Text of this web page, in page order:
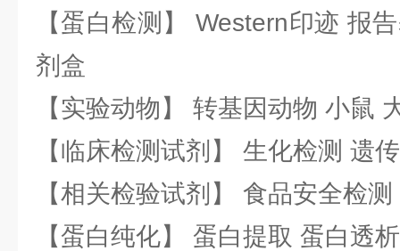
【蛋白检测】 Western印迹 报
剂盒
【实验动物】 转基因动物 小鼠
【临床检测试剂】 生化检测 遗
【相关检验试剂】 食品安全检
【蛋白纯化】 蛋白提取 蛋白透